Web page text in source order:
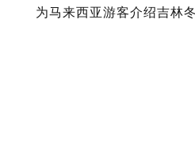
为马来西亚游客介绍吉林